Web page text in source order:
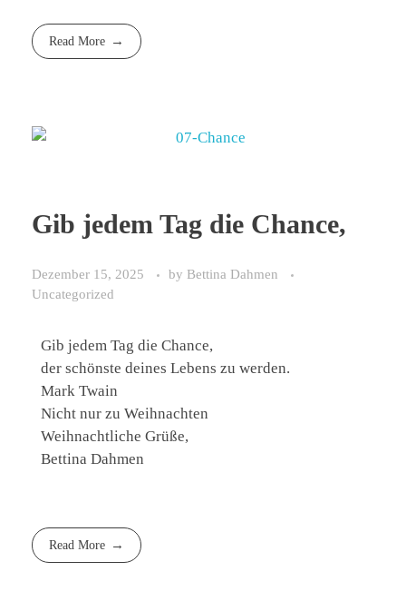
Read More
Gib jedem Tag die Chance,
Dezember 15, 2025 by Bettina Dahmen
Uncategorized
Gib jedem Tag die Chance,
der schönste deines Lebens zu werden.
Mark Twain
Nicht nur zu Weihnachten
Weihnachtliche Grüße,
Bettina Dahmen
Read More